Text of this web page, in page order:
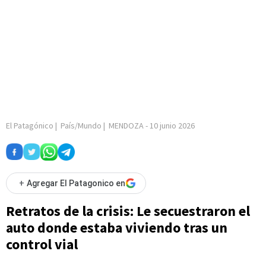
El Patagónico | País/Mundo | MENDOZA- 10 junio 2026
+ Agregar El Patagonico en
Retratos de la crisis: Le secuestraron el
auto donde estaba viviendo tras un
control vial